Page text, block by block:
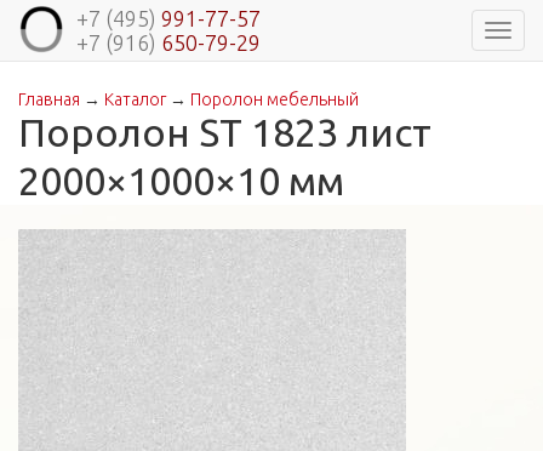
+7 (495) 991-77-57
+7 (916) 650-79-29
Вы здесь
Главная → Каталог→ Поролон мебельный
Поролон ST 1823 лист
2000×1000×10 мм